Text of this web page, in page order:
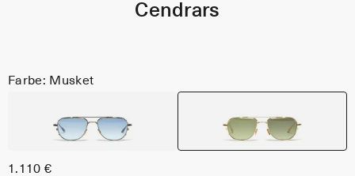
Cendrars
Farbe: Musket
1.110 €